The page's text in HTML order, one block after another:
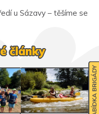
u Sázavy – těšíme se
články
NABÍDKA BRIGÁDY